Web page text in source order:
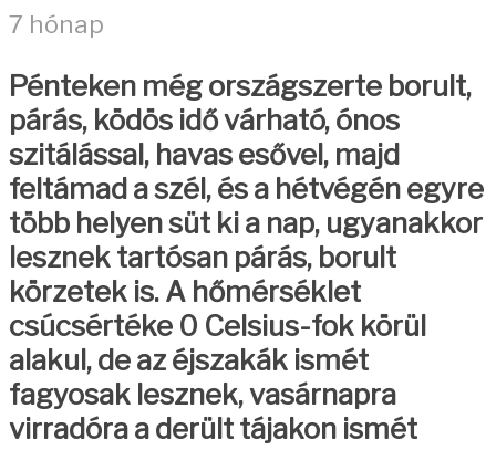
7 hónap
Pénteken még országszerte borult,
párás, ködös idő várható, ónos
szitálással, havas esővel, majd
feltámad a szél, és a hétvégén egyre
több helyen süt ki a nap, ugyanakkor
lesznek tartósan párás, borult
körzetek is. A hőmérséklet
csúcsértéke 0 Celsius-fok körül
alakul, de az éjszakák ismét
fagyosak lesznek, vasárnapra
virradóra a derült tájakon ismét